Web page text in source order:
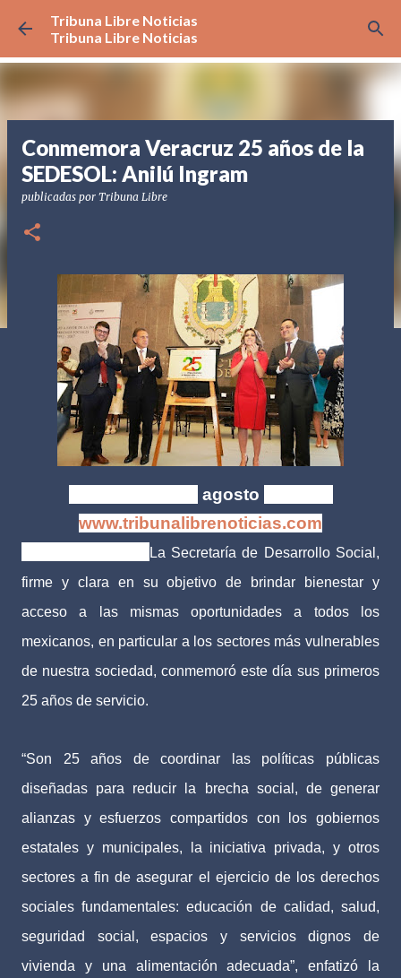
Ir al contenido principal
Tribuna Libre Noticias
Tribuna Libre Noticias
Conmemora Veracruz 25 años de la
SEDESOL: Anilú Ingram
publicadas por Tribuna Libre
agosto
www.tribunalibrenoticias.com
La Secretaría de Desarrollo Social,
firme y clara en su objetivo de brindar bienestar y
acceso a las mismas oportunidades a todos los
mexicanos, en particular a los sectores más vulnerables
de nuestra sociedad, conmemoró este día sus primeros
25 años de servicio.
“Son 25 años de coordinar las políticas públicas
diseñadas para reducir la brecha social, de generar
alianzas y esfuerzos compartidos con los gobiernos
estatales y municipales, la iniciativa privada, y otros
sectores a fin de asegurar el ejercicio de los derechos
sociales fundamentales: educación de calidad, salud,
seguridad social, espacios y servicios dignos de
vivienda y una alimentación adecuada”, enfatizó la